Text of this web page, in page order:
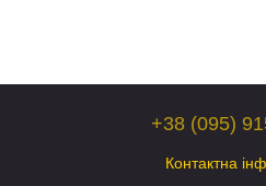
+38 (095)
Контактна